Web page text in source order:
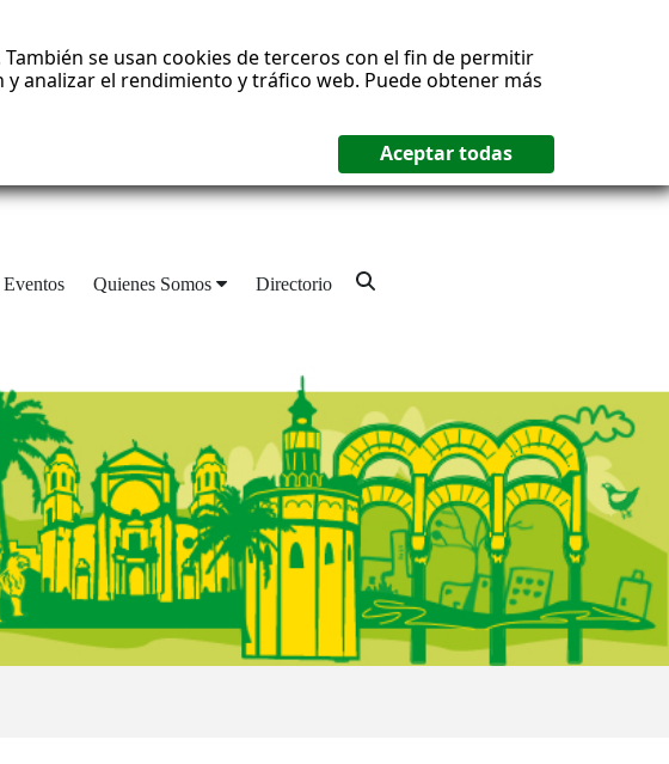
se usan cookies de terceros con el fin de permitir
analizar el rendimiento y tráfico web. Puede obtener más
Eventos Quienes Somos Directorio